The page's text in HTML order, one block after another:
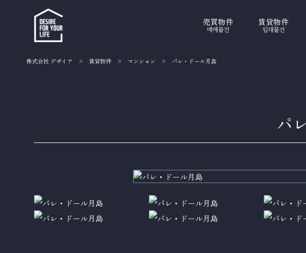
売買物件
매매물건
賃貸物件
임대물건
株式会社 デザイア > 賃貸物件 > マンション > パレ・ドール月島
パ